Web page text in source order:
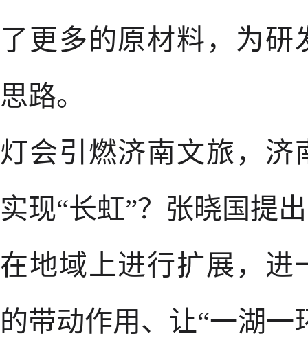
了更多的原材料，为
思路。
灯会引燃济南文旅，济
实现“长虹”？张晓国提
在地域上进行扩展，进
的带动作用、让“一湖